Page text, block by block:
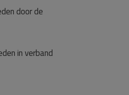
door de
in verband